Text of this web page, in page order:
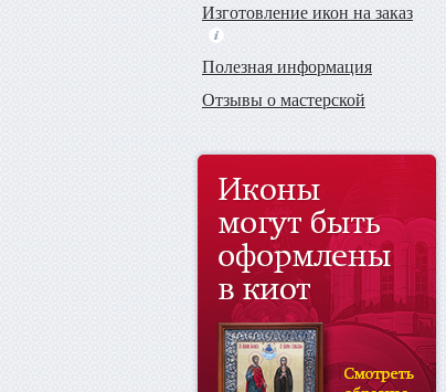
Изготовление икон на заказ
Полезная информация
Отзывы о мастерской